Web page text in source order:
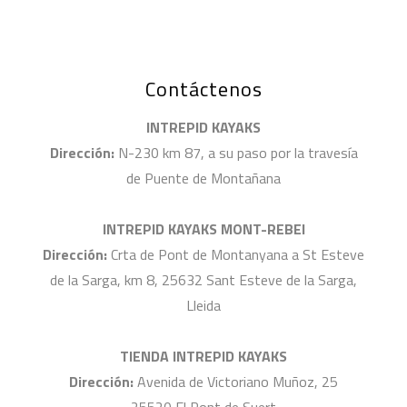
Contáctenos
INTREPID KAYAKS
Dirección: N-230 km 87, a su paso por la travesía
de Puente de Montañana
INTREPID KAYAKS MONT-REBEI
Dirección: Crta de Pont de Montanyana a St Esteve
de la Sarga, km 8, 25632 Sant Esteve de la Sarga,
Lleida
TIENDA INTREPID KAYAKS
Dirección: Avenida de Victoriano Muñoz, 25